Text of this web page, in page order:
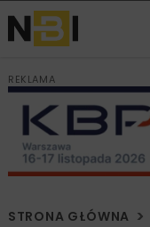
REKLAMA
STRONA GŁÓWNA